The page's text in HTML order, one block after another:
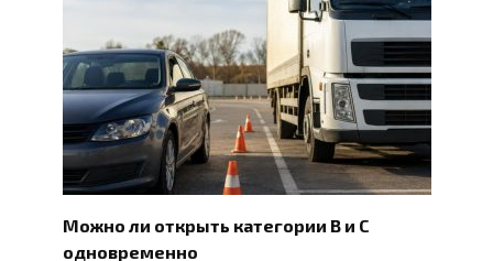
Можно ли открыть категории B и C
одновременно